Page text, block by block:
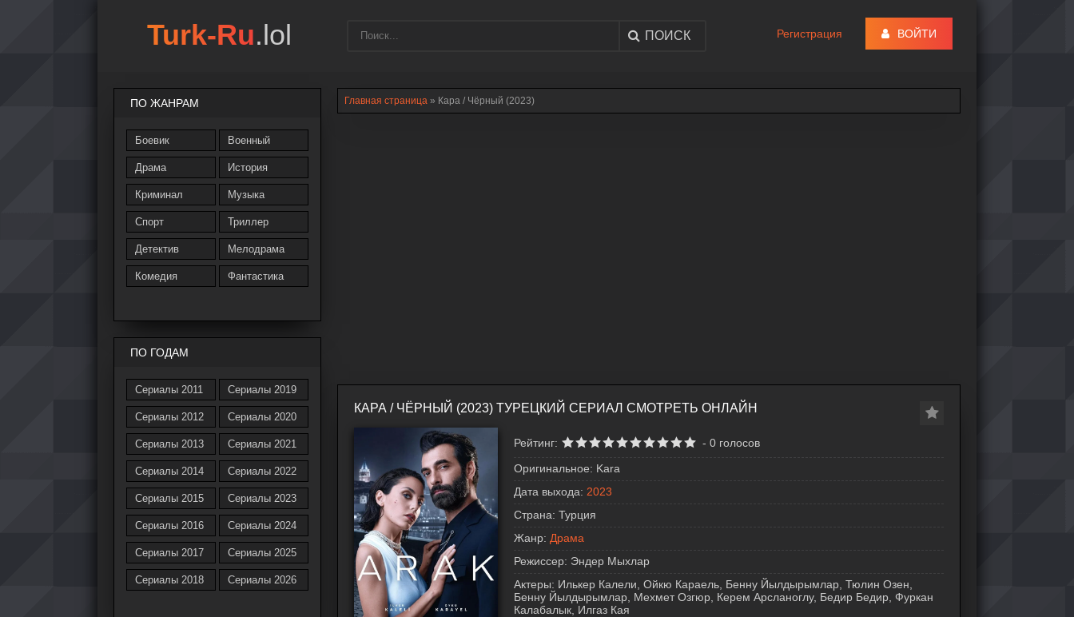
Главная страница » Кара / Чёрный (2023)
КАРА / ЧЁРНЫЙ (2023) ТУРЕЦКИЙ СЕРИАЛ СМОТРЕТЬ ОНЛАЙН
Рейтинг: - 0 голосов
Оригинальное: Kara
Дата выхода: 2023
Страна: Турция
Жанр: Драма
Режиссер: Эндер Мыхлар
Актеры: Илькер Калели, Ойкю Караель, Бенну Йылдырымлар, Тюлин Озен,
Бенну Йылдырымлар, Мехмет Озгюр, Керем Арсланоглу, Бедир Бедир, Фуркан
Калабалык, Илгаз Кая
ПО ЖАНРАМ
Боевик
Драма
Криминал
Спорт
Детектив
Комедия
Военный
История
Музыка
Триллер
Мелодрама
Фантастика
ПО ГОДАМ
Сериалы 2011
Сериалы 2012
Сериалы 2013
Сериалы 2014
Сериалы 2015
Сериалы 2016
Сериалы 2017
Сериалы 2018
Сериалы 2019
Сериалы 2020
Сериалы 2021
Сериалы 2022
Сериалы 2023
Сериалы 2024
Сериалы 2025
Сериалы 2026
Turk-Ru.lol ПОИСК Регистрация ВОЙТИ